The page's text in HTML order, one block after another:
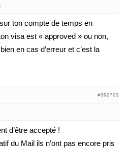
ton compte de temps en
visa est « approved » ou non,
en cas d’erreur et c’est la
#392703
d’être accepté !
du Mail ils n’ont pas encore pris